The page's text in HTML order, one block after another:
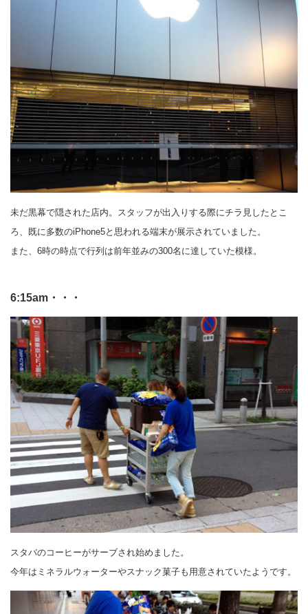
未だ黒幕で隠された店内。スタッフが出入りする際にチラ見したとこ
ろ、既に多数のiPhone5と思われる端末が展示されていました。
また、6時の時点で行列は前年並みの300名に達していた模様。
6:15am・・・
スタバのコーヒーがサーブされ始めました。
今年はミネラルウォーターやスナック菓子も用意されていたようです。